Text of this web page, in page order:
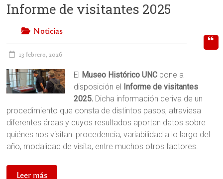
Informe de visitantes 2025
Noticias
13 febrero, 2026
El Museo Histórico UNC pone a
disposición el Informe de visitantes
2025. Dicha información deriva de un
procedimiento que consta de distintos pasos, atraviesa
diferentes áreas y cuyos resultados aportan datos sobre
quiénes nos visitan: procedencia, variabilidad a lo largo del
año, modalidad de visita, entre muchos otros factores.
Leer más